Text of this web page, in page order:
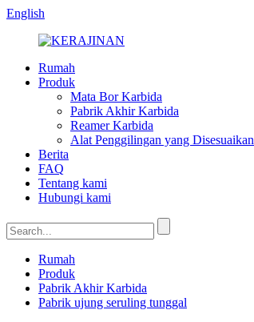
English
Rumah
Produk
Mata Bor Karbida
Pabrik Akhir Karbida
Reamer Karbida
Alat Penggilingan yang Disesuaikan
Berita
FAQ
Tentang kami
Hubungi kami
Rumah
Produk
Pabrik Akhir Karbida
Pabrik ujung seruling tunggal